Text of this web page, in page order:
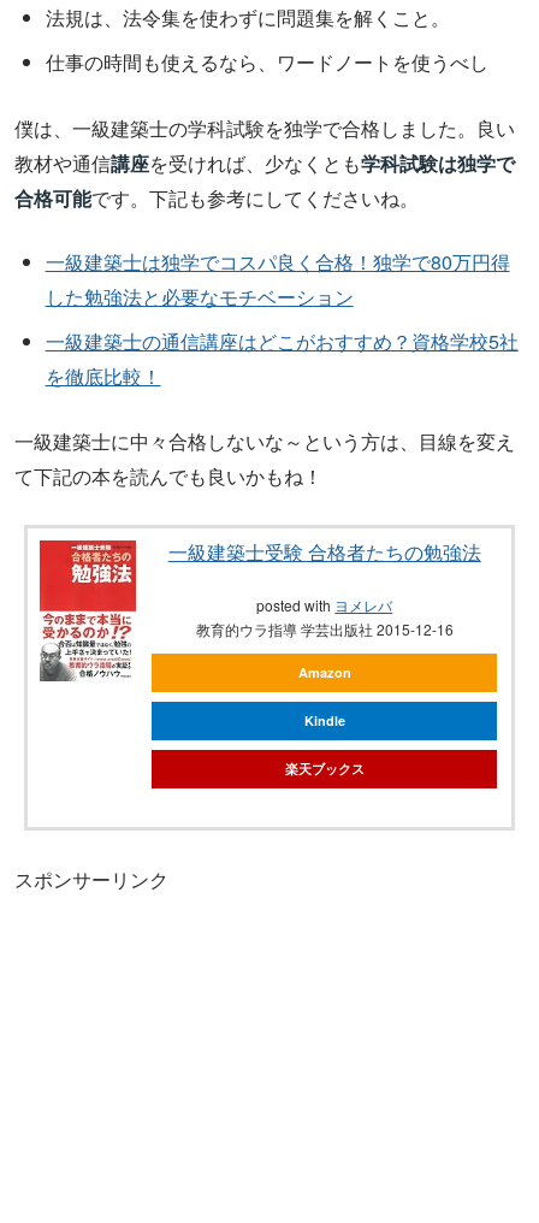
法規は、法令集を使わずに問題集を解くこと。
仕事の時間も使えるなら、ワードノートを使うべし
僕は、一級建築士の学科試験を独学で合格しました。良い
教材や通信講座を受ければ、少なくとも学科試験は独学で
合格可能です。下記も参考にしてくださいね。
一級建築士は独学でコスパ良く合格！独学で80万円得
した勉強法と必要なモチベーション
一級建築士の通信講座はどこがおすすめ？資格学校5社
を徹底比較！
一級建築士に中々合格しないな～という方は、目線を変え
て下記の本を読んでも良いかもね！
一級建築士受験 合格者たちの勉強法
posted with ヨメレバ
教育的ウラ指導 学芸出版社 2015-12-16
Amazon
Kindle
楽天ブックス
スポンサーリンク